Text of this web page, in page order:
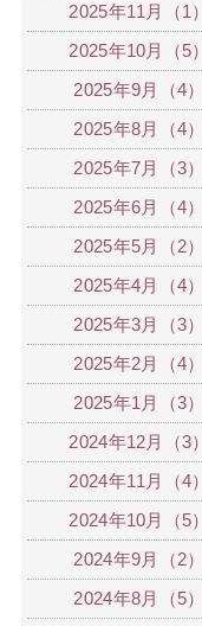
2025年11月（1）
2025年10月（5）
2025年9月（4）
2025年8月（4）
2025年7月（3）
2025年6月（4）
2025年5月（2）
2025年4月（4）
2025年3月（3）
2025年2月（4）
2025年1月（3）
2024年12月（3）
2024年11月（4）
2024年10月（5）
2024年9月（2）
2024年8月（5）